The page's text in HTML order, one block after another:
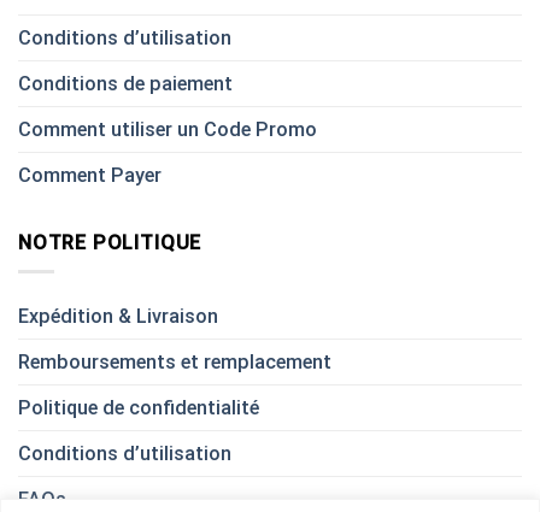
Conditions d’utilisation
Conditions de paiement
Comment utiliser un Code Promo
Comment Payer
NOTRE POLITIQUE
Expédition & Livraison
Remboursements et remplacement
Politique de confidentialité
Conditions d’utilisation
FAQs